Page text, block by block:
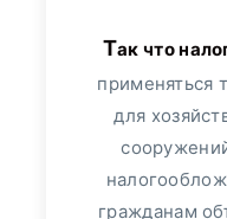
Банк "ТРАСТ"
Пресс-релизы
Так что налоговые ставки должны
применяться
для
гражданам